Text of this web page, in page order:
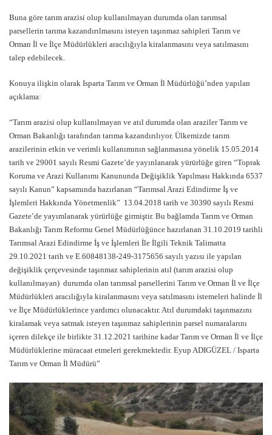
Buna göre tarım arazisi olup kullanılmayan durumda olan tarımsal
parsellerin tarıma kazandırılmasını isteyen taşınmaz sahipleri Tarım ve
Orman İl ve İlçe Müdürlükleri aracılığıyla kiralanmasını veya satılmasını
talep edebilecek.
Konuya ilişkin olarak Isparta Tarım ve Orman İl Müdürlüğü’nden yapılan
açıklama:
“Tarım arazisi olup kullanılmayan ve atıl durumda olan araziler Tarım ve
Orman Bakanlığı tarafından tarıma kazandırılıyor. Ülkemizde tarım
arazilerinin etkin ve verimli kullanımının sağlanmasına yönelik 15.05.2014
tarih ve 29001 sayılı Resmi Gazete’de yayınlanarak yürürlüğe giren “Toprak
Koruma ve Arazi Kullanımı Kanununda Değişiklik Yapılması Hakkında 6537
sayılı Kanun” kapsamında hazırlanan “Tarımsal Arazi Edindirme İş ve
İşlemleri Hakkında Yönetmenlik” 13.04.2018 tarih ve 30390 sayılı Resmi
Gazete’de yayımlanarak yürürlüğe girmiştir. Bu bağlamda Tarım ve Orman
Bakanlığı Tarım Reformu Genel Müdürlüğünce hazırlanan 31.10.2019 tarihli
Tarımsal Arazi Edindirme İş ve İşlemleri İle İlgili Teknik Talimatta
29.10.2021 tarih ve E.60848138-249-3175656 sayılı yazısı ile yapılan
değişiklik çerçevesinde taşınmaz sahiplerinin atıl (tarım arazisi olup
kullanılmayan) durumda olan tarımsal parsellerini Tarım ve Orman İl ve İlçe
Müdürlükleri aracılığıyla kiralanmasını veya satılmasını istemeleri halinde İl
ve İlçe Müdürlüklerince yardımcı olunacaktır. Atıl durumdaki taşınmazını
kiralamak veya satmak isteyen taşınmaz sahiplerinin parsel numaralarını
içeren dilekçe ile birlikte 31.12.2021 tarihine kadar Tarım ve Orman İl ve İlçe
Müdürlüklerine müracaat etmeleri gerekmektedir. Eyup ADIGÜZEL / Isparta
Tarım ve Orman İl Müdürü”